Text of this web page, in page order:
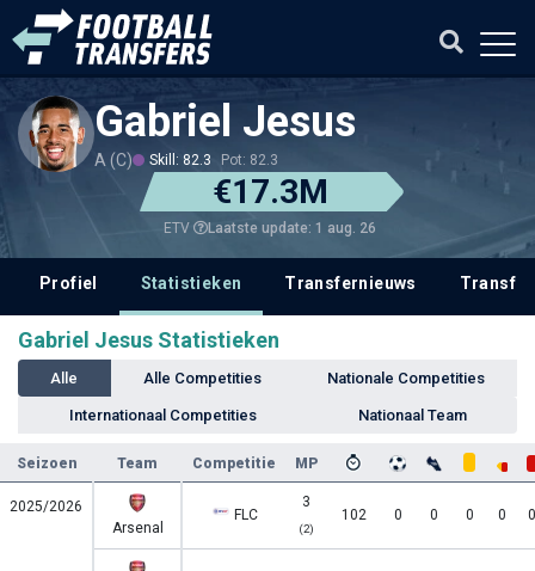
Gabriel Jesus
A (C) Skill: 82.3 Pot: 82.3
€17.3M
ETV Laatste update: 1 aug. 26
Profiel Statistieken Transfernieuws
Gabriel Jesus Statistieken
Alle Alle Competities Nationale Competities
Internationaal Competities Nationaal Team
Seizoen Team Competitie MP
2025/2026
Arsenal
FLC
3
(2)
102 0 0 0 0 0